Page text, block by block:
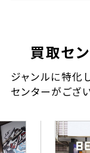
買取セ
ジャンルに特化
センターがござ